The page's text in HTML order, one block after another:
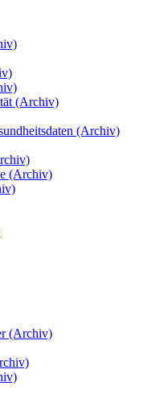
(Archiv)
(Archiv)
(Archiv)
(Archiv)